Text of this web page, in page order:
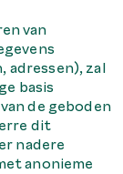
van
adressen), zal
basis
de geboden
dit
nadere
anonieme